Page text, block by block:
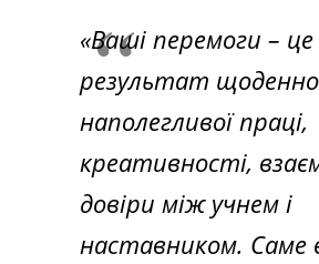
«Ваші перемоги – це
результат
наполегливої праці,
креативності,
довіри між учнем і
наставником. Саме